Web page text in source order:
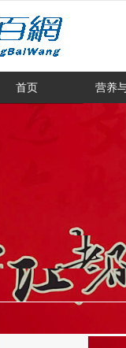
很遗憾，因您的浏览
首页 营养